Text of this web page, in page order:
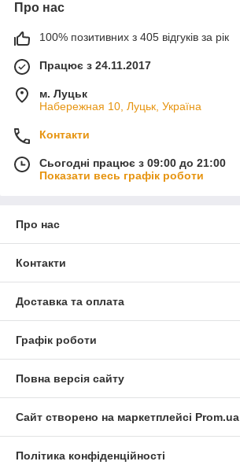
Про нас
100% позитивних з 405 відгуків за рік
Працює з 24.11.2017
м. Луцьк
Набережная 10, Луцьк, Україна
Контакти
Сьогодні працює з 09:00 до 21:00
Показати весь графік роботи
Про нас
Контакти
Доставка та оплата
Графік роботи
Повна версія сайту
Сайт створено на маркетплейсі Prom.ua
Політика конфіденційності